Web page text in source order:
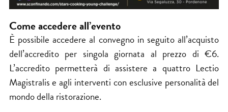
Come accedere all’evento
È possibile accedere al convegno in seguito all’acquisto
dell’accredito per singola giornata al prezzo di €6.
L’accredito permetterà di assistere a quattro Lectio
Magistralis e agli interventi con esclusive personalità del
mondo della ristorazione.